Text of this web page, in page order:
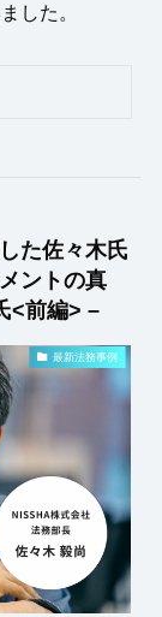
した。
た佐々木氏
ントの真
<前編> –
最新法務事例